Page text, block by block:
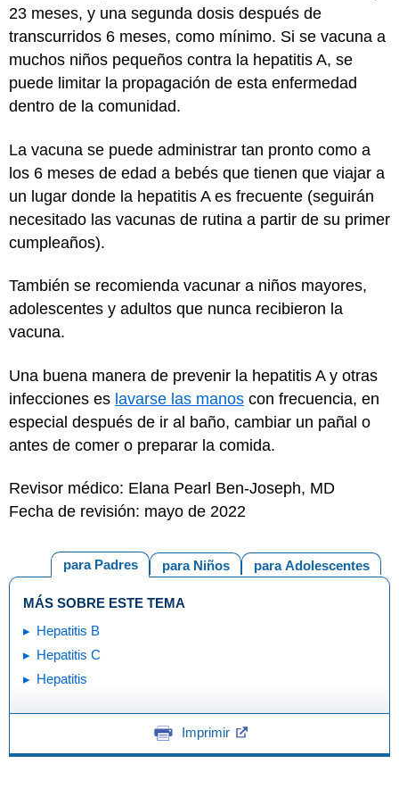
23 meses, y una segunda dosis después de
transcurridos 6 meses, como mínimo. Si se vacuna a
muchos niños pequeños contra la hepatitis A, se
puede limitar la propagación de esta enfermedad
dentro de la comunidad.
La vacuna se puede administrar tan pronto como a
los 6 meses de edad a bebés que tienen que viajar a
un lugar donde la hepatitis A es frecuente (seguirán
necesitado las vacunas de rutina a partir de su primer
cumpleaños).
También se recomienda vacunar a niños mayores,
adolescentes y adultos que nunca recibieron la
vacuna.
Una buena manera de prevenir la hepatitis A y otras
infecciones es lavarse las manos con frecuencia, en
especial después de ir al baño, cambiar un pañal o
antes de comer o preparar la comida.
Revisor médico: Elana Pearl Ben-Joseph, MD
Fecha de revisión: mayo de 2022
para Adolescentes
para Niños
para Padres
MÁS SOBRE ESTE TEMA
Hepatitis B
Hepatitis C
Hepatitis
Imprimir